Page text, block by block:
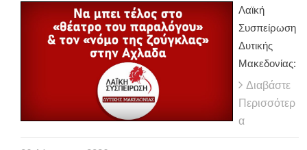
Λαϊκή
Συσπείρωση
Δυτικής
Μακεδονίας:
Διαβάστε
Περισσότερ
α